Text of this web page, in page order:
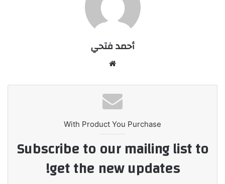
أحمد فتحي
With Product You Purchase
Subscribe to our mailing list to
get the new updates!